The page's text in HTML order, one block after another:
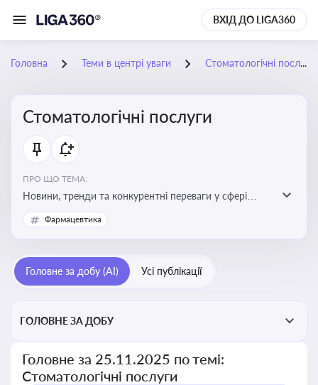
ВХІД ДО LIGA360
Головна Теми в центрі уваги Стоматологічні послуги
Стоматологічні послуги
ПРО ЩО ТЕМА:
Новини, тренди та конкурентні переваги у сфері
стоматологічних послуг. Використання новітніх
технологій та стратегій для покращення
Фармацевтика
Головне за добу (AI) Усі публікації
ГОЛОВНЕ ЗА ДОБУ
Головне за 25.11.2025 по темі:
Стоматологічні послуги